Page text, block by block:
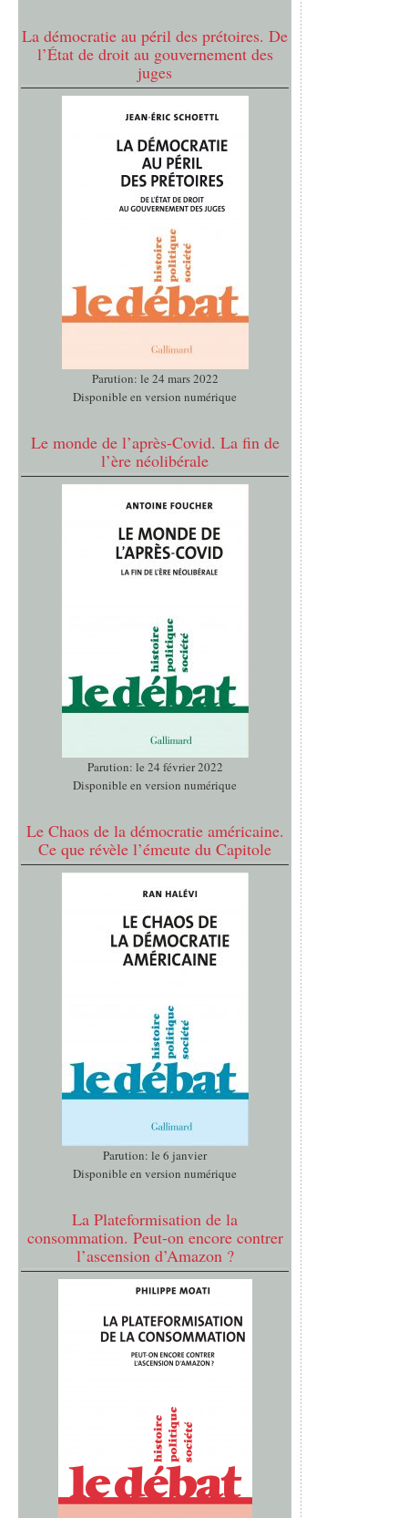
La démocratie au péril des prétoires. De
l’État de droit au gouvernement des
juges
Parution: le 24 mars 2022
Disponible en version numérique
Le monde de l’après-Covid. La fin de
l’ère néolibérale
Parution: le 24 février 2022
Disponible en version numérique
Le Chaos de la démocratie américaine.
Ce que révèle l’émeute du Capitole
Parution: le 6 janvier
Disponible en version numérique
La Plateformisation de la
consommation. Peut-on encore contrer
l’ascension d’Amazon ?